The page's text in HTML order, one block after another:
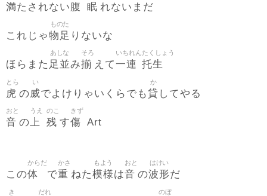
満たされない腹 眠 れないまだ
これじゃ物足
ものた
りないな
ほらまた 足並
あしな
み揃
そろ
えて一連
いちれん
托生
たくしょう
虎
とら
の威
い
でよけりゃいくらでも貸
か
してやる
音
おと
の上
うえ
残
のこ
す傷
きず
Art
この体
からだ
で重
かさ
ねた模様
もよう
は音
おと
の波形
はけい
だ
き だれ のぼ